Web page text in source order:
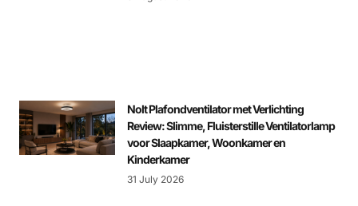
Nolt Plafondventilator met Verlichting
Review: Slimme, Fluisterstille Ventilatorlamp
voor Slaapkamer, Woonkamer en
Kinderkamer
31 July 2026